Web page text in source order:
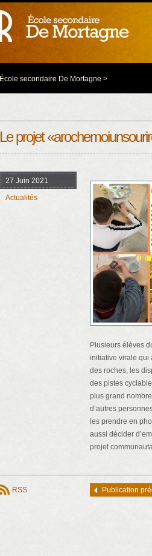
École secondaire De Mortagne >
Le projet
27 Juin 2021
Actualités
Plusieurs élèves
initiative virale qui
des roches, les
des pistes
plus grand
d’autres
les prendre en
aussi décider
projet
RSS Publication